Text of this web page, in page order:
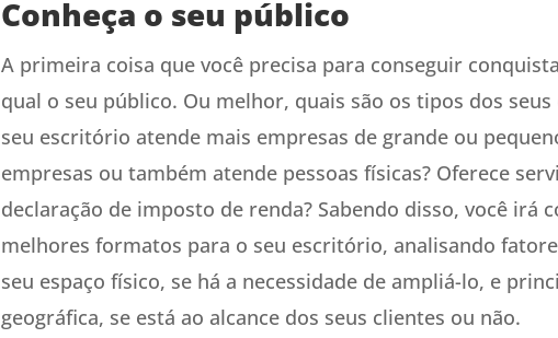
Conheça o seu público
A primeira coisa que você precisa para conseguir
qual o seu público. Ou melhor, quais são os tipos dos
seu escritório atende mais empresas de grande ou
empresas ou também atende pessoas físicas? Oferece
declaração de imposto de renda? Sabendo disso, você irá
melhores formatos para o seu escritório, analisando
seu espaço físico, se há a necessidade de ampliá-lo, e
geográfica, se está ao alcance dos seus clientes ou não.